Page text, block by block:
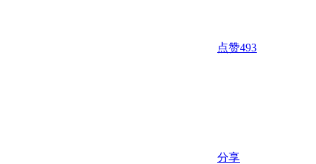
点赞493
分享